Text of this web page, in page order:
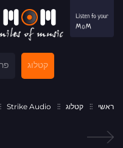
קטלוג
ראשי קטלוג Strike Audio